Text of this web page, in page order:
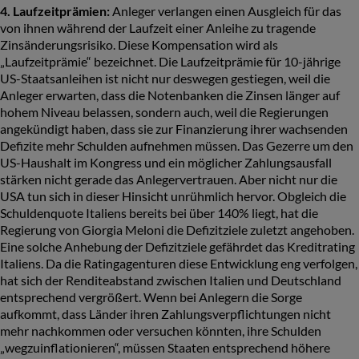
4. Laufzeitprämien: Anleger verlangen einen Ausgleich für das
von ihnen während der Laufzeit einer Anleihe zu tragende
Zinsänderungsrisiko. Diese Kompensation wird als
„Laufzeitprämie“ bezeichnet. Die Laufzeitprämie für 10-jährige
US-Staatsanleihen ist nicht nur deswegen gestiegen, weil die
Anleger erwarten, dass die Notenbanken die Zinsen länger auf
hohem Niveau belassen, sondern auch, weil die Regierungen
angekündigt haben, dass sie zur Finanzierung ihrer wachsenden
Defizite mehr Schulden aufnehmen müssen. Das Gezerre um den
US-Haushalt im Kongress und ein möglicher Zahlungsausfall
stärken nicht gerade das Anlegervertrauen. Aber nicht nur die
USA tun sich in dieser Hinsicht unrühmlich hervor. Obgleich die
Schuldenquote Italiens bereits bei über 140% liegt, hat die
Regierung von Giorgia Meloni die Defizitziele zuletzt angehoben.
Eine solche Anhebung der Defizitziele gefährdet das Kreditrating
Italiens. Da die Ratingagenturen diese Entwicklung eng verfolgen,
hat sich der Renditeabstand zwischen Italien und Deutschland
entsprechend vergrößert. Wenn bei Anlegern die Sorge
aufkommt, dass Länder ihren Zahlungsverpflichtungen nicht
mehr nachkommen oder versuchen könnten, ihre Schulden
„wegzuinflationieren“, müssen Staaten entsprechend höhere